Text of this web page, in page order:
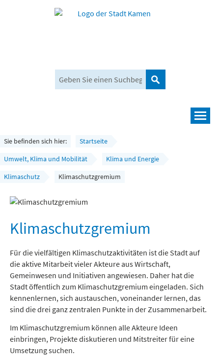
Suchen
Leben und mehr
Rathaus und Bürgerservice
Wirtschaft und Planen
Umwelt, Klima und Mobilität
Freizeit und Tourismus
Sie befinden sich hier:
Startseite
Umwelt, Klima und Mobilität
Klima und Energie
Klimaschutz
Klimaschutzgremium
Klimaschutzgremium
Für die vielfältigen Klimaschutzaktivitäten ist die Stadt auf
die aktive Mitarbeit vieler Akteure aus Wirtschaft,
Gemeinwesen und Initiativen angewiesen. Daher hat die
Stadt öffentlich zum Klimaschutzgremium eingeladen. Sich
kennenlernen, sich austauschen, voneinander lernen, das
sind die drei ganz zentralen Punkte in der Zusammenarbeit.
Im Klimaschutzgremium können alle Akteure Ideen
einbringen, Projekte diskutieren und Mitstreiter für eine
Umsetzung suchen.